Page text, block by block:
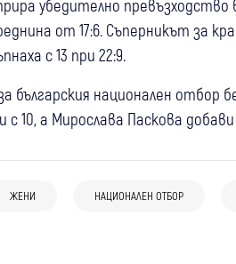
убедително
от 17:6. Съперникът за
с 13 при 22:9.
българския национален отбор
10, а Мирослава Паскова
ЖЕНИ НАЦИОНАЛЕН ОТБОР
06 авг
задържа едно от най-
си момчета след
елита
в историческия успех на
Любомир